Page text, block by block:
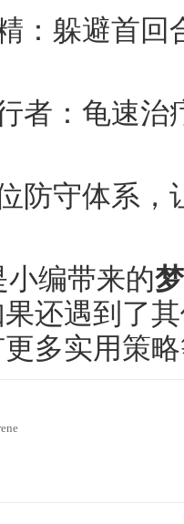
躲避首回
：龟速治
守体系，
编带来的
果还遇到了
多实用策